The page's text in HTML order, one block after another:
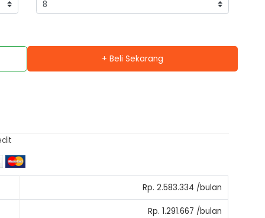
+ Beli Sekarang
Rp. 2.583.334 /bulan
Rp. 1.291.667 /bulan